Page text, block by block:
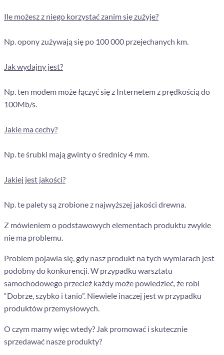
Ile możesz z niego korzystać zanim się zużyje?
Np. opony zużywają się po 100 000 przejechanych km.
Jak wydajny jest?
Np. ten modem może łączyć się z Internetem z prędkością do
100Mb/s.
Jakie ma cechy?
Np. te śrubki mają gwinty o średnicy 4 mm.
Jakiej jest jakości?
Np. te palety są zrobione z najwyższej jakości drewna.
Z mówieniem o podstawowych elementach produktu zwykle
nie ma problemu.
Problem pojawia się, gdy nasz produkt na tych wymiarach jest
podobny do konkurencji. W przypadku warsztatu
samochodowego przecież każdy może powiedzieć, że robi
“Dobrze, szybko i tanio”. Niewiele inaczej jest w przypadku
produktów przemysłowych.
O czym mamy więc wtedy? Jak promować i skutecznie
sprzedawać nasze produkty?